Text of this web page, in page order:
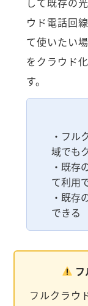
ウド電話回
て使いたい
をクラウド
す。
・フル
域でも
・既存
て利用
・既存
できる
フルクラウ